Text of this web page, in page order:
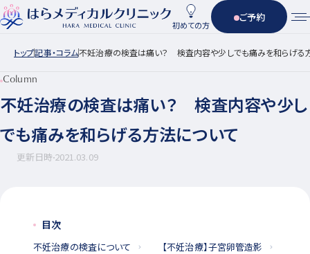
初めての方
ご予約
トップ記事・コラム不妊治療の検査は痛い？ 検査内容や少しでも痛みを和らげる
Column
不妊治療の検査は痛い？ 検査内容や少し
でも痛みを和らげる方法について
更新日時2021.03.09
目次
不妊治療の検査について
【不妊治療】子宮卵管造影